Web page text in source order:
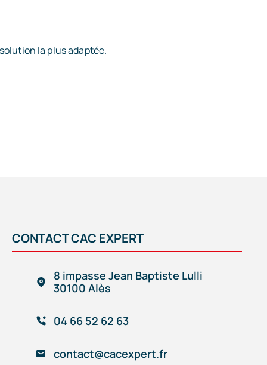
la plus adaptée.
CONTACT CAC EXPERT
8 impasse Jean Baptiste Lulli
30100 Alès
04 66 52 62 63
contact@cacexpert.fr